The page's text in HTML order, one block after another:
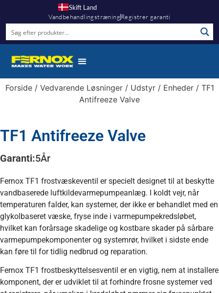
Skift Land
VandbehandlingstræningRegistrer garanti
Forside/ Vedvarende Løsninger/ Udstyr/ Enheder/ TF1
Antifreeze Valve
TF1 Antifreeze Valve
Garanti:5År
Fernox TF1 frostvæskeventil er specielt designet til at beskytte
vandbaserede luftkildevarmepumpeanlæg. I koldt vejr, når
temperaturen falder, kan systemer, der ikke er behandlet med en
glykolbaseret væske, fryse inde i varmepumpekredsløbet,
hvilket kan forårsage skadelige og kostbare skader på sårbare
varmepumpekomponenter og systemrør, hvilket i sidste ende
kan føre til for tidlig nedbrud og reparation.
Fernox TF1 frostbeskyttelsesventil er en vigtig, nem at installere
komponent, der er udviklet til at forhindre frosne systemer ved